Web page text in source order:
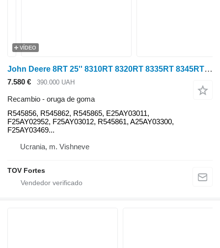
VÍDEO
John Deere 8RT 25'' 8310RT 8320RT 8335RT 8345RT 8360RT 8370RT R545856 oruga de goma para John Deere 8RT 25'' 8310RT 8320RT 8335RT 8345RT 8360RT 8370RT tractor de cadenas
7.580 € 390.000 UAH
Recambio - oruga de goma
R545856, R545862, R545865, E25AY03011,
F25AY02952, F25AY03012, R545861, A25AY03300,
F25AY03469...
Ucrania, m. Vishneve
TOV Fortes